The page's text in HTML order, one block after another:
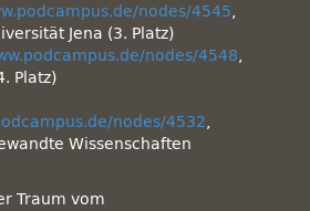
nodes/4545,
Jena (3. Platz)
nodes/4548,
Platz)
nodes/4532,
Wissenschaften
Traum vom